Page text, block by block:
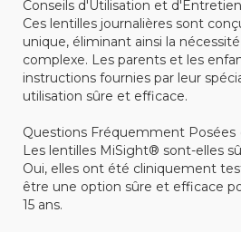
Conseils d'Utilisation et d'Entretien
Ces lentilles journalières sont
unique, éliminant ainsi la
complexe. Les parents et les
instructions fournies par leur
utilisation sûre et efficace.
Questions Fréquemment Posées
Les lentilles MiSight® sont-elles
Oui, elles ont été cliniquement
être une option sûre et efficace
15 ans.